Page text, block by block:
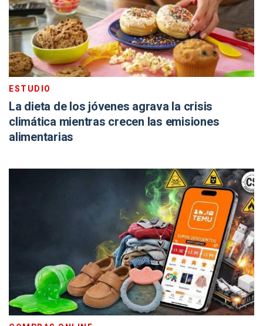
ESTUDIO
La dieta de los jóvenes agrava la crisis
climática mientras crecen las emisiones
alimentarias